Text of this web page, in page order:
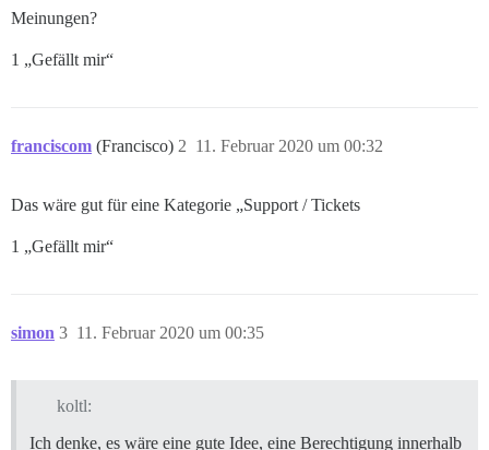
Meinungen?
1 „Gefällt mir“
franciscom (Francisco) 11. Februar 2020 um 00:32
2
Das wäre gut für eine Kategorie „Support / Tickets
1 „Gefällt mir“
simon 11. Februar 2020 um 00:35
3
koltl:
Ich denke, es wäre eine gute Idee, eine Berechtigung innerhalb